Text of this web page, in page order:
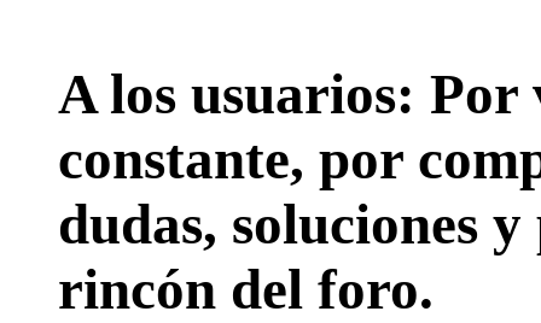
A los usuarios: Por
constante, por
dudas, soluciones
rincón del foro.